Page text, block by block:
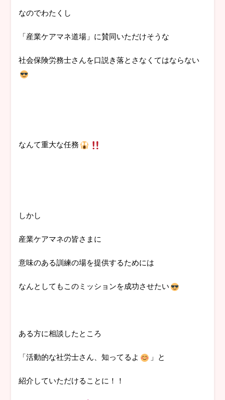
なのでわたくし
「産業ケアマネ道場」に賛同いただけそうな
社会保険労務士さんを口説き落とさなくてはならない
なんて重大な任務
しかし
産業ケアマネの皆さまに
意味のある訓練の場を提供するためには
なんとしてもこのミッションを成功させたい
ある方に相談したところ
「活動的な社労士さん、知ってるよ 」と
紹介していただけることに！！